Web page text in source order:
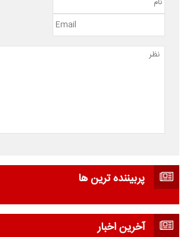
پربیننده ترین ها
آخرین اخبار